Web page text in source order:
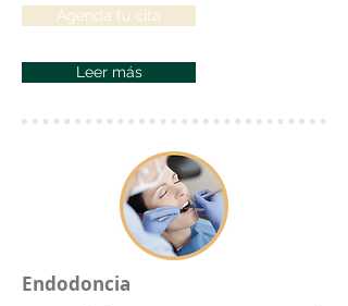
Agenda tu cita
Leer más
Endodoncia